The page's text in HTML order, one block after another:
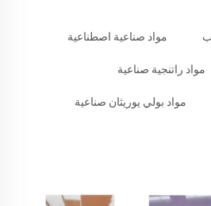
مواد صناعية اصطناعية
مواد راتنجية صناعية
مواد بولي يوريثان صناعية